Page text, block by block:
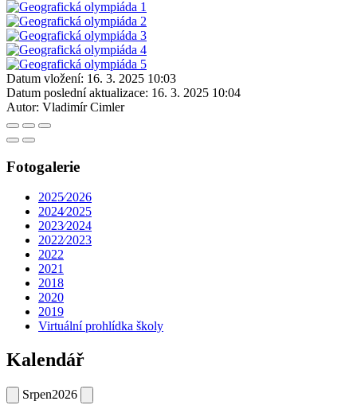
Datum vložení: 16. 3. 2025 10:03
Datum poslední aktualizace: 16. 3. 2025 10:04
Autor: Vladimír Cimler
Fotogalerie
2025⁄2026
2024⁄2025
2023⁄2024
2022⁄2023
2022
2021
2018
2020
2019
Virtuální prohlídka školy
Kalendář
Srpen2026